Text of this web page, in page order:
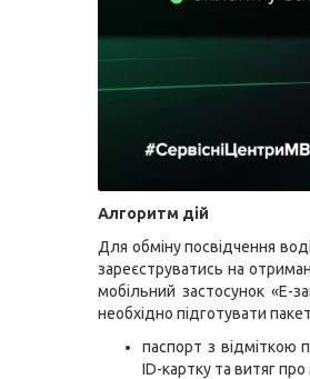
Алгоритм дій
Для обміну посвідчення
зареєструватись на
мобільний застосунок
необхідно підготувати
паспорт з відміткою
ID-картку та витяг